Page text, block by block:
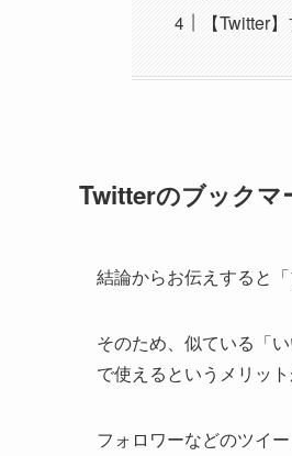
【Twitter
Twitterのブックマ
結論からお伝えすると
そのため、似ている「
で使えるというメリット
フォロワーなどのツイ